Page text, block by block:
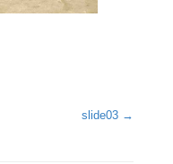
slide03 →